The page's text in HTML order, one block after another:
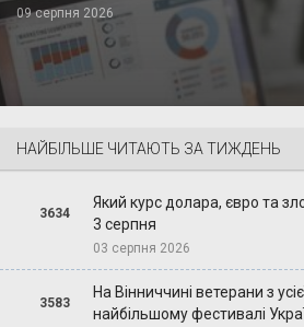
09 серпня 2026
НАЙБІЛЬШЕ ЧИТАЮТЬ ЗА ТИЖДЕНЬ
3634
Який курс долара, євро та
3 серпня
03 серпня 2026
3583
На Вінниччині ветерани з
найбільшому фестивалі